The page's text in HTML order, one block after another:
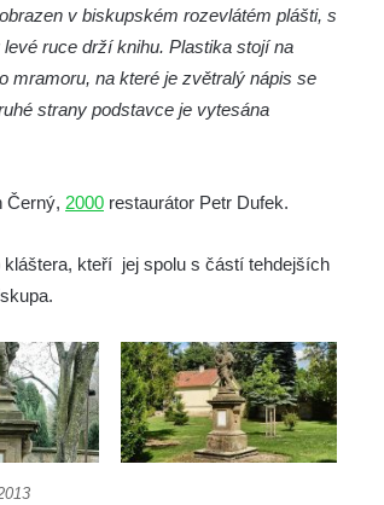
v biskupském rozevlátém plášti, s
ruce drží knihu. Plastika stojí na
mramoru, na které je zvětralý nápis se
strany podstavce je vytesána
Černý, 2000 restaurátor Petr Dufek.
kteří jej spolu s částí tehdejších